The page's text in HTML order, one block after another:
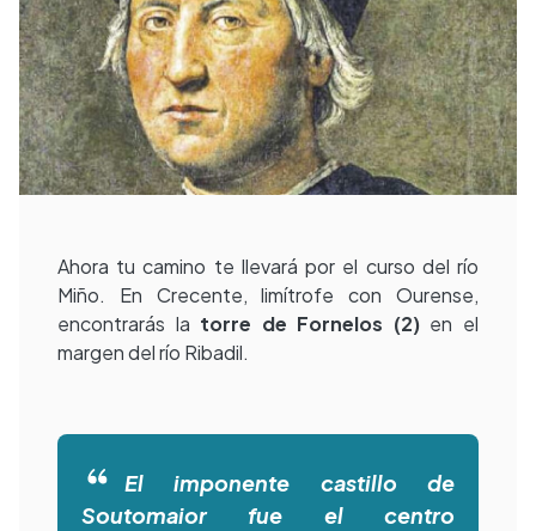
Ahora tu camino te llevará por el curso del río
Miño. En Crecente, limítrofe con Ourense,
encontrarás la torre de Fornelos (2) en el
margen del río Ribadil.
El imponente castillo de
Soutomaior fue el centro